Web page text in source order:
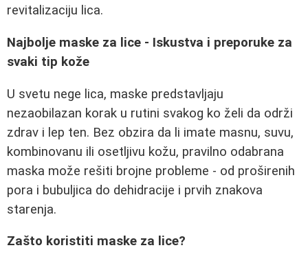
revitalizaciju lica.
Najbolje maske za lice - Iskustva i preporuke za
svaki tip kože
U svetu nege lica, maske predstavljaju
nezaobilazan korak u rutini svakog ko želi da održi
zdrav i lep ten. Bez obzira da li imate masnu, suvu,
kombinovanu ili osetljivu kožu, pravilno odabrana
maska može rešiti brojne probleme - od proširenih
pora i bubuljica do dehidracije i prvih znakova
starenja.
Zašto koristiti maske za lice?